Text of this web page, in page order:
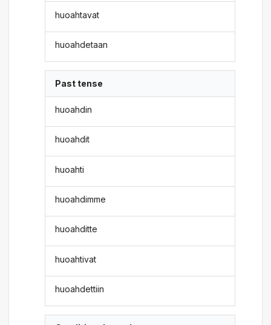
huoahtavat
huoahdetaan
Past tense
huoahdin
huoahdit
huoahti
huoahdimme
huoahditte
huoahtivat
huoahdettiin